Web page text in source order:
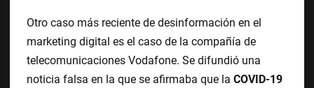
Otro caso más reciente de desinformación en el
marketing digital es el caso de la compañía de
telecomunicaciones Vodafone. Se difundió una
noticia falsa en la que se afirmaba que la COVID-19